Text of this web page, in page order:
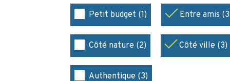
Petit budget (1) Entre amis
Côté nature (2) Côté ville (3)
Authentique (3)